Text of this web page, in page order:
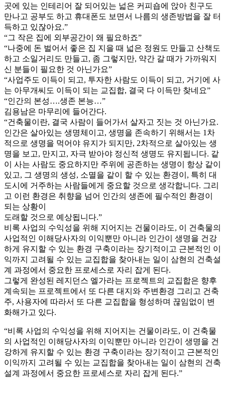
곳에 있는 인테리어 잘 되어있는 넓은 커피숍에 앉아 친구도
만나고 공부도 하고 휴대폰도 보면서 나름의 생존방법을 잘 터
득하고 있잖아요.”
“그 작은 집에 외부공간이 왜 필요하죠”
“나중에 돈 벌어서 좋은 집 지을 때 넓은 정원도 만들고 산책도
하고 소일거리도 만들고, 좀 그렇지만, 약간 갈 때가 가까워지
신 분들이 필요한 것 아닌가요”
“사업주도 이득이 되고, 투자한 사람도 이득이 되고, 거기에 사
는 아무개씨도 이득이 되는 교집합, 결국 다 이득만 찾네요”
“인간의 본성….생존 본능…”
김용남은 마무리에 들어간다.
“건축물이란, 결국 사람이 들어가서 살자고 짓는 것 아닌가요.
인간은 살아있는 생명체이고, 생명을 존속하기 위해서는 1차
적으로 생명을 먹어야 유지가 되지만, 2차적으로 살아있는 생
명을 보고, 만지고, 자극 받아야 정신적 생명도 유지됩니다. 같
이 사는 사람도 중요하지만 주위에 공존하는 생명이 항상 같이
있고, 그 생명의 생성, 소멸을 같이 할 수 있는 환경이, 특히 대
도시에 거주하는 사람들에게 중요할 것으로 생각합니다. 그리
고 이런 환경은 취향을 넘어 인간의 생존에 필수적인 환경이
되는 상황이
도래할 것으로 예상됩니다.”
비록 사업의 수익성을 위해 지어지는 건물이라도, 이 건축물의
사업적인 이해당사자의 이익뿐만 아니라 인간이 생명을 건강
하게 유지할 수 있는 환경 구축이라는 장기적이고 근본적인 이
익까지 고려될 수 있는 교집합을 찾아내는 일이 삼현의 건축설
계 과정에서 중요한 프로세스로 자리 잡게 된다.
그렇게 완성된 레지던스 엘가라는 프로젝트의 교집합은 향후
계속되는 프로젝트에서 또 다른 대지와 주변환경 그리고 건축
주, 사용자에 따라서 또 다른 교집합을 형성하며 끊임없이 변
화해가고 있다.
“비록 사업의 수익성을 위해 지어지는 건물이라도, 이 건축물
의 사업적인 이해당사자의 이익뿐만 아니라 인간이 생명을 건
강하게 유지할 수 있는 환경 구축이라는 장기적이고 근본적인
이익까지 고려될 수 있는 교집합을 찾아내는 일이 삼현의 건축
설계 과정에서 중요한 프로세스로 자리 잡게 된다.”